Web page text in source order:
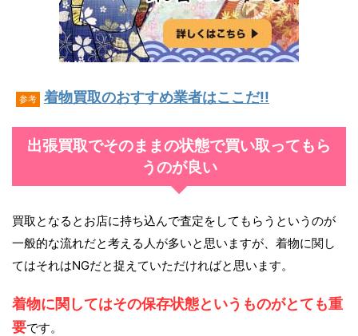
参考 着物買取のおすすめ業者はここだ!!
出張買取でそのままの状態で買い取ってもら
うのが良い
買取となるとお店に持ち込んで査定をしてもらうというのが
一般的な流れだと考える人が多いと思いますが、着物に関し
てはそれはNGだと捉えていただければと思います。
着物に関してはその保存状態というものがとても重
要です。